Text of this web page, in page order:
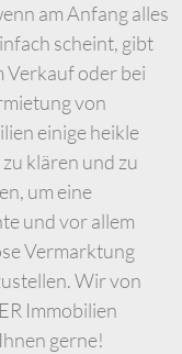
am Anfang alles
scheint, gibt
Verkauf oder bei
von
einige heikle
zu klären und zu
um eine
und vor allem
Vermarktung
Wir von
Immobilien
gerne!